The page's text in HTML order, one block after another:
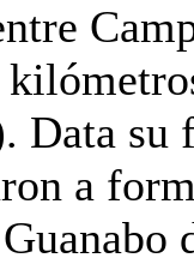
Data su
a